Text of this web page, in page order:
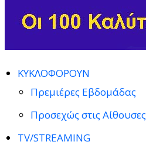
ΚΥΚΛΟΦΟΡΟΥΝ
Πρεμιέρες Εβδομάδας
Προσεχώς στις Αίθουσες
TV/STREAMING